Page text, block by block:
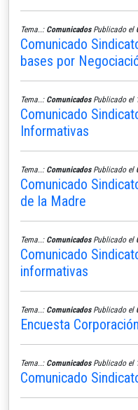
Tema..: ComunicadosPublicado el
Comunicado
bases por
Tema..: ComunicadosPublicado el
Comunicado
Informativas
Tema..: ComunicadosPublicado el
Comunicado
de la Madre
Tema..: ComunicadosPublicado el
Comunicado
informativas
Tema..: ComunicadosPublicado el
Encuesta
Tema..: ComunicadosPublicado el
Comunicado